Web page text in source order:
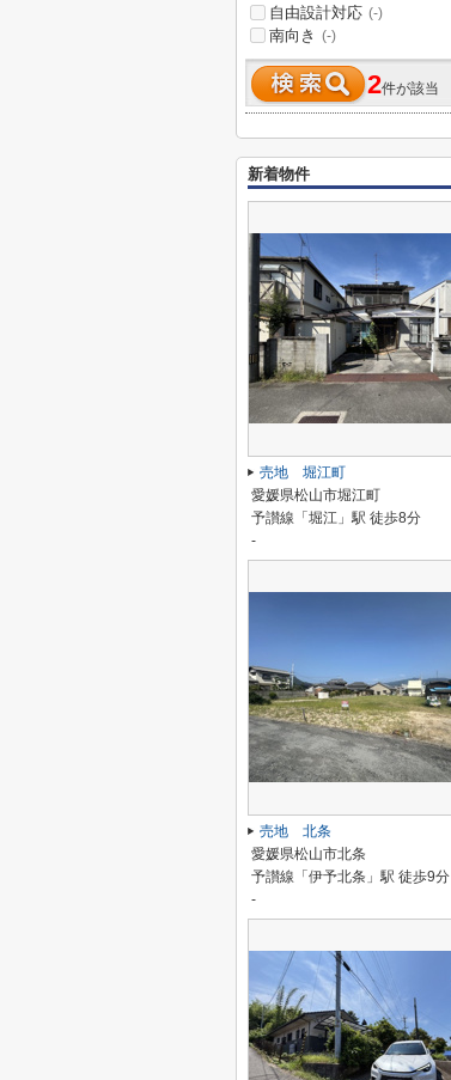
自由設計対応 (-)
南向き (-)
2件が該当
新着物件
売地 堀江町
愛媛県松山市堀江町
予讃線「堀江」駅 徒歩8分
-
売地 北条
愛媛県松山市北条
予讃線「伊予北条」駅 徒歩9分
-